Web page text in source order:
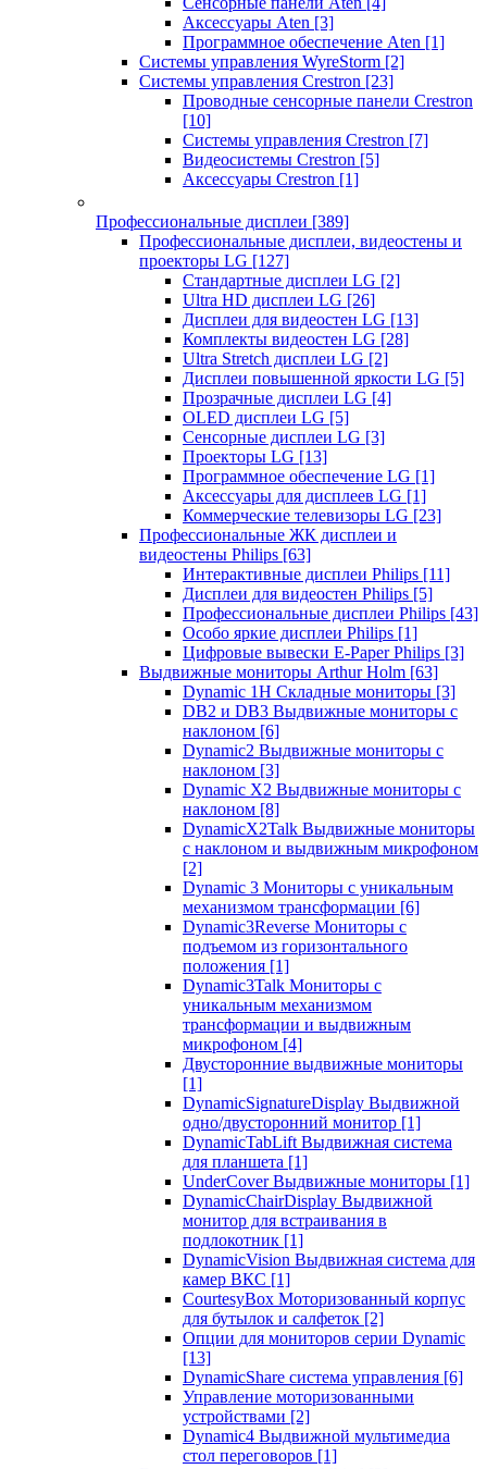
Аксессуары Aten [3]
Программное обеспечение Aten [1]
Системы управления WyreStorm [2]
Системы управления Crestron [23]
Проводные сенсорные панели Crestron
[10]
Системы управления Crestron [7]
Видеосистемы Crestron [5]
Аксессуары Crestron [1]
Профессиональные дисплеи [389]
Профессиональные дисплеи, видеостены и
проекторы LG [127]
Стандартные дисплеи LG [2]
Ultra HD дисплеи LG [26]
Дисплеи для видеостен LG [13]
Комплекты видеостен LG [28]
Ultra Stretch дисплеи LG [2]
Дисплеи повышенной яркости LG [5]
Прозрачные дисплеи LG [4]
OLED дисплеи LG [5]
Сенсорные дисплеи LG [3]
Проекторы LG [13]
Программное обеспечение LG [1]
Аксессуары для дисплеев LG [1]
Коммерческие телевизоры LG [23]
Профессиональные ЖК дисплеи и
видеостены Philips [63]
Интерактивные дисплеи Philips [11]
Дисплеи для видеостен Philips [5]
Профессиональные дисплеи Philips [43]
Особо яркие дисплеи Philips [1]
Цифровые вывески E-Paper Philips [3]
Выдвижные мониторы Arthur Holm [63]
Dynamic 1Н Складные мониторы [3]
DB2 и DB3 Выдвижные мониторы с
наклоном [6]
Dynamic2 Выдвижные мониторы с
наклоном [3]
Dynamic X2 Выдвижные мониторы с
наклоном [8]
DynamicX2Talk Выдвижные мониторы
с наклоном и выдвижным микрофоном
[2]
Dynamic 3 Мониторы с уникальным
механизмом трансформации [6]
Dynamic3Reverse Мониторы с
подъемом из горизонтального
положения [1]
Dynamic3Talk Мониторы с
уникальным механизмом
трансформации и выдвижным
микрофоном [4]
Двусторонние выдвижные мониторы
[1]
DynamicSignatureDisplay Выдвижной
одно/двусторонний монитор [1]
DynamicTabLift Выдвижная система
для планшета [1]
UnderCover Выдвижные мониторы [1]
DynamicChairDisplay Выдвижной
монитор для встраивания в
подлокотник [1]
DynamicVision Выдвижная система для
камер ВКС [1]
CourtesyBox Моторизованный корпус
для бутылок и салфеток [2]
Опции для мониторов серии Dynamic
[13]
DynamicShare система управления [6]
Управление моторизованными
устройствами [2]
Dynamic4 Выдвижной мультимедиа
стол переговоров [1]